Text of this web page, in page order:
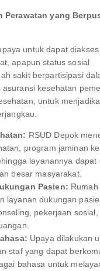
Perawatan yang
untuk dapat
apapun status sosial
sakit berpartisipasi
kesehatan
untuk
RSUD Depok
program jaminan
layanannya dapat
besar masyarakat.
Pasien: Rumah
layanan dukungan
pekerjaan sosial,
Upaya dilakukan
staf yang dapat
bahasa untuk